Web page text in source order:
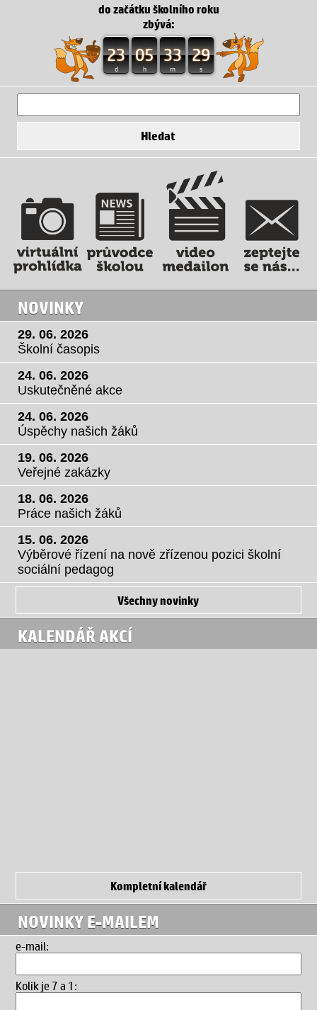
do začátku školního roku
zbývá:
23
d
05
h
33
m
29
s
NOVINKY
29. 06. 2026
Školní časopis
24. 06. 2026
Uskutečněné akce
24. 06. 2026
Úspěchy našich žáků
19. 06. 2026
Veřejné zakázky
18. 06. 2026
Práce našich žáků
15. 06. 2026
Výběrové řízení na nově zřízenou pozici školní
sociální pedagog
Všechny novinky
KALENDÁŘ AKCÍ
Kompletní kalendář
NOVINKY E-MAILEM
e-mail:
Kolik je 7 a 1 :